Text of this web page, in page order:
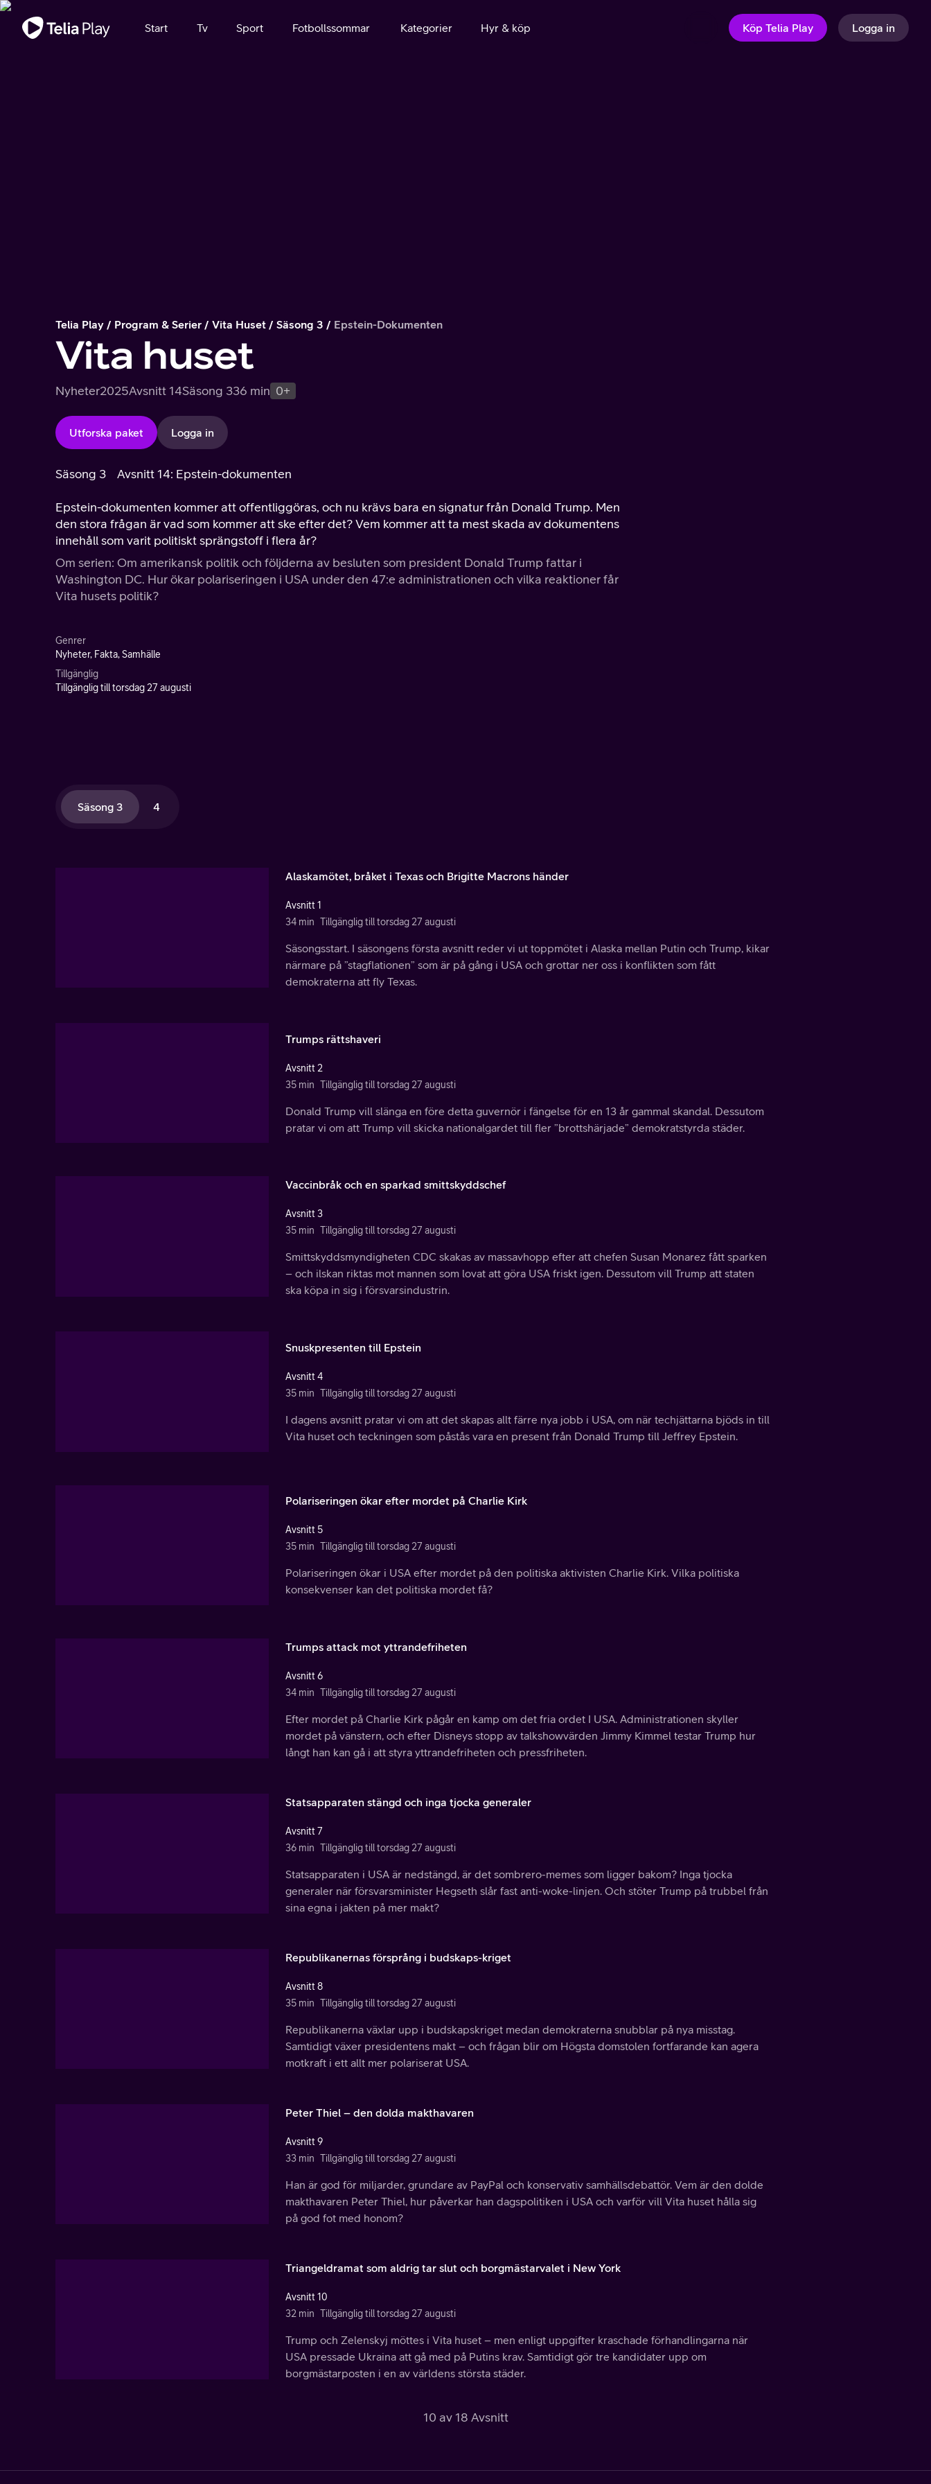
Viktigt meddelande
Start Tv Sport Fotbollssommar Kategorier Hyr & köp Köp Telia Play Logga in
Telia Play Program & Serier Vita Huset Säsong 3 Epstein-Dokumenten
Vita huset
Nyheter2025Avsnitt 14Säsong 336 min 0+
Utforska paket Logga in
Säsong 3 Avsnitt 14: Epstein-dokumenten
Epstein-dokumenten kommer att offentliggöras, och nu krävs bara en signatur från Donald Trump. Men
den stora frågan är vad som kommer att ske efter det? Vem kommer att ta mest skada av dokumentens
innehåll som varit politiskt sprängstoff i flera år?
Om serien: Om amerikansk politik och följderna av besluten som president Donald Trump fattar i
Washington DC. Hur ökar polariseringen i USA under den 47:e administrationen och vilka reaktioner får
Vita husets politik?
Genrer
Nyheter, Fakta, Samhälle
Tillgänglig
Tillgänglig till torsdag 27 augusti
Säsong 3 4
Alaskamötet, bråket i Texas och Brigitte Macrons händer
Avsnitt 1
34 min Tillgänglig till torsdag 27 augusti
Säsongsstart. I säsongens första avsnitt reder vi ut toppmötet i Alaska mellan Putin och Trump, kikar
närmare på ”stagflationen” som är på gång i USA och grottar ner oss i konflikten som fått
demokraterna att fly Texas.
Trumps rättshaveri
Avsnitt 2
35 min Tillgänglig till torsdag 27 augusti
Donald Trump vill slänga en före detta guvernör i fängelse för en 13 år gammal skandal. Dessutom
pratar vi om att Trump vill skicka nationalgardet till fler ”brottshärjade” demokratstyrda städer.
Vaccinbråk och en sparkad smittskyddschef
Avsnitt 3
35 min Tillgänglig till torsdag 27 augusti
Smittskyddsmyndigheten CDC skakas av massavhopp efter att chefen Susan Monarez fått sparken
– och ilskan riktas mot mannen som lovat att göra USA friskt igen. Dessutom vill Trump att staten
ska köpa in sig i försvarsindustrin.
Snuskpresenten till Epstein
Avsnitt 4
35 min Tillgänglig till torsdag 27 augusti
I dagens avsnitt pratar vi om att det skapas allt färre nya jobb i USA, om när techjättarna bjöds in till
Vita huset och teckningen som påstås vara en present från Donald Trump till Jeffrey Epstein.
Polariseringen ökar efter mordet på Charlie Kirk
Avsnitt 5
35 min Tillgänglig till torsdag 27 augusti
Polariseringen ökar i USA efter mordet på den politiska aktivisten Charlie Kirk. Vilka politiska
konsekvenser kan det politiska mordet få?
Trumps attack mot yttrandefriheten
Avsnitt 6
34 min Tillgänglig till torsdag 27 augusti
Efter mordet på Charlie Kirk pågår en kamp om det fria ordet I USA. Administrationen skyller
mordet på vänstern, och efter Disneys stopp av talkshowvärden Jimmy Kimmel testar Trump hur
långt han kan gå i att styra yttrandefriheten och pressfriheten.
Statsapparaten stängd och inga tjocka generaler
Avsnitt 7
36 min Tillgänglig till torsdag 27 augusti
Statsapparaten i USA är nedstängd, är det sombrero-memes som ligger bakom? Inga tjocka
generaler när försvarsminister Hegseth slår fast anti-woke-linjen. Och stöter Trump på trubbel från
sina egna i jakten på mer makt?
Republikanernas försprång i budskaps-kriget
Avsnitt 8
35 min Tillgänglig till torsdag 27 augusti
Republikanerna växlar upp i budskapskriget medan demokraterna snubblar på nya misstag.
Samtidigt växer presidentens makt – och frågan blir om Högsta domstolen fortfarande kan agera
motkraft i ett allt mer polariserat USA.
Peter Thiel – den dolda makthavaren
Avsnitt 9
33 min Tillgänglig till torsdag 27 augusti
Han är god för miljarder, grundare av PayPal och konservativ samhällsdebattör. Vem är den dolde
makthavaren Peter Thiel, hur påverkar han dagspolitiken i USA och varför vill Vita huset hålla sig
på god fot med honom?
Triangeldramat som aldrig tar slut och borgmästarvalet i New York
Avsnitt 10
32 min Tillgänglig till torsdag 27 augusti
Trump och Zelenskyj möttes i Vita huset – men enligt uppgifter kraschade förhandlingarna när
USA pressade Ukraina att gå med på Putins krav. Samtidigt gör tre kandidater upp om
borgmästarposten i en av världens största städer.
10 av 18 Avsnitt